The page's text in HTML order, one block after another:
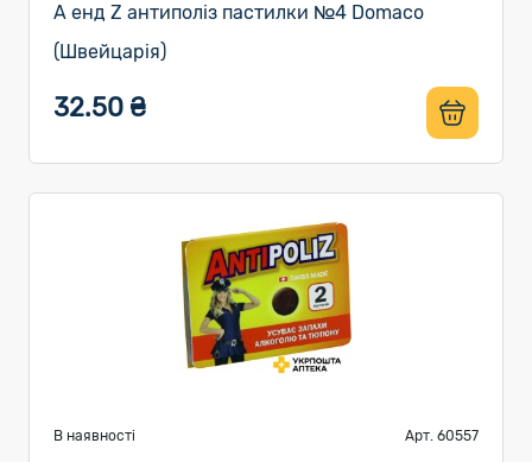
A енд Z антиполіз пастилки №4 Domaco
(Швейцарія)
32.50 ₴
В наявності Арт. 60557